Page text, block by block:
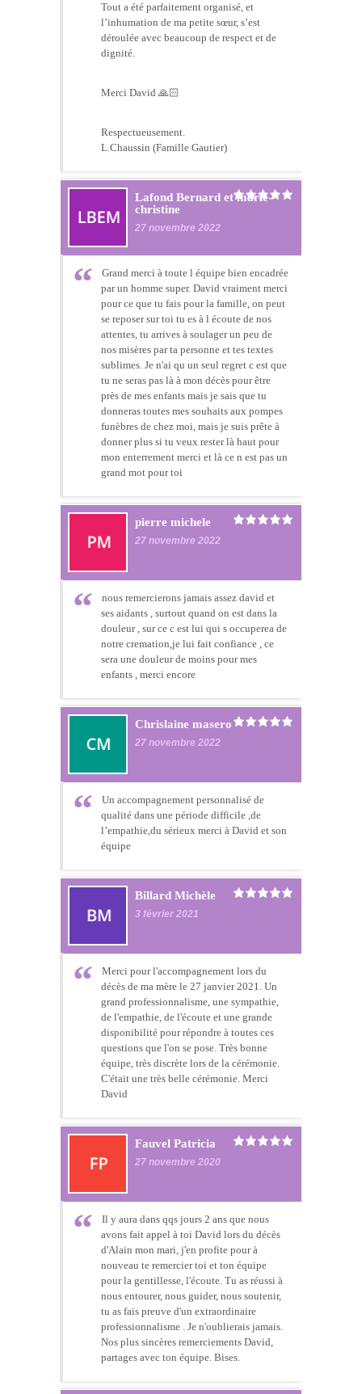
Tout a été parfaitement organisé, et
l’inhumation de ma petite sœur, s’est
déroulée avec beaucoup de respect et de
dignité.
Merci David 🙏🏻
Respectueusement.
L.Chaussin (Famille Gautier)
Lafond Bernard et marie-
christine
27 novembre 2022
Grand merci à toute l équipe bien encadrée
par un homme super. David vraiment merci
pour ce que tu fais pour la famille, on peut
se reposer sur toi tu es à l écoute de nos
attentes, tu arrives à soulager un peu de
nos misères par ta personne et tes textes
sublimes. Je n'ai qu un seul regret c est que
tu ne seras pas là à mon décès pour être
près de mes enfants mais je sais que tu
donneras toutes mes souhaits aux pompes
funèbres de chez moi, mais je suis prête à
donner plus si tu veux rester là haut pour
mon enterrement merci et là ce n est pas un
grand mot pour toi
pierre michele
27 novembre 2022
nous remercierons jamais assez david et
ses aidants , surtout quand on est dans la
douleur , sur ce c est lui qui s occuperea de
notre cremation,je lui fait confiance , ce
sera une douleur de moins pour mes
enfants , merci encore
Chrislaine masero
27 novembre 2022
Un accompagnement personnalisé de
qualité dans une période difficile ,de
l’empathie,du sérieux merci à David et son
équipe
Billard Michèle
3 février 2021
Merci pour l'accompagnement lors du
décès de ma mère le 27 janvier 2021. Un
grand professionnalisme, une sympathie,
de l'empathie, de l'écoute et une grande
disponibilité pour répondre à toutes ces
questions que l'on se pose. Très bonne
équipe, très discrète lors de la cérémonie.
C'était une très belle cérémonie. Merci
David
Fauvel Patricia
27 novembre 2020
Il y aura dans qqs jours 2 ans que nous
avons fait appel à toi David lors du décès
d'Alain mon mari, j'en profite pour à
nouveau te remercier toi et ton équipe
pour la gentillesse, l'écoute. Tu as réussi à
nous entourer, nous guider, nous soutenir,
tu as fais preuve d'un extraordinaire
professionnalisme . Je n'oublierais jamais.
Nos plus sincères remerciements David,
partages avec ton équipe. Bises.